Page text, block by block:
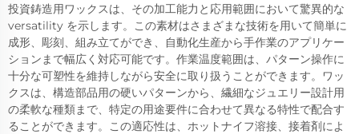
投資鋳造用ワックスは、その加工能力と応用範囲において驚異的な
versatility を示します。この素材はさまざまな技術を用いて簡単に
成形、彫刻、組み立てができ、自動化生産から手作業のアプリケー
ションまで幅広く対応可能です。作業温度範囲は、パターン操作に
十分な可塑性を維持しながら安全に取り扱うことができます。ワッ
クスは、構造部品用の硬いパターンから、繊細なジュエリー設計用
の柔軟な種類まで、特定の用途要件に合わせて異なる特性で配合す
ることができます。この適応性は、ホットナイフ溶接、接着剤によ